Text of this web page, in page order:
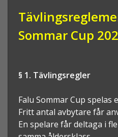
Sommar Cup
§ 1. Tävlingsregler
Falu Sommar Cup spelas
Fritt antal avbytare får
En spelare får deltaga i